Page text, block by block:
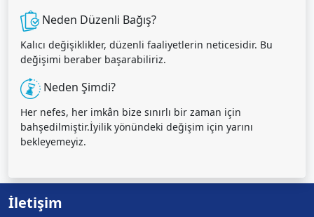
Neden Düzenli Bağış?
Kalıcı değişiklikler, düzenli faaliyetlerin neticesidir. Bu
değişimi beraber başarabiliriz.
Neden Şimdi?
Her nefes, her imkân bize sınırlı bir zaman için
bahşedilmiştir.İyilik yönündeki değişim için yarını
bekleyemeyiz.
İletişim